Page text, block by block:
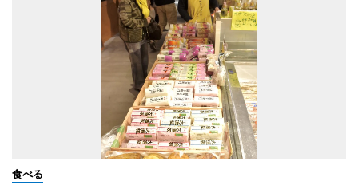
食べる